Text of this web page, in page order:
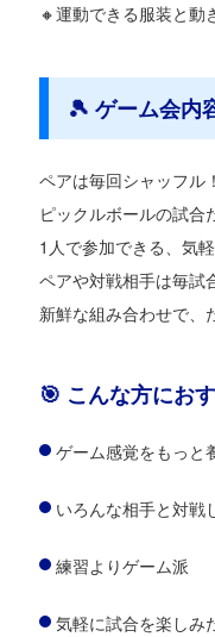
🔸運動できる服装と動
🎾 ゲーム会内
ペアは毎回シャッフル
ピックルボールの試合
1人で参加できる、気
ペアや対戦相手は毎試
新鮮な組み合わせで、
🎯 こんな方にお
ゲーム感覚をもっと
いろんな相手と対戦
練習よりゲーム派
気軽に試合を楽しみ